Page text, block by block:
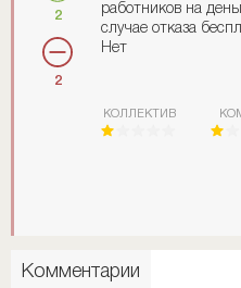
2
2
работников на
случае отказа
Нет
КОЛЛЕКТИВ
Комментарии